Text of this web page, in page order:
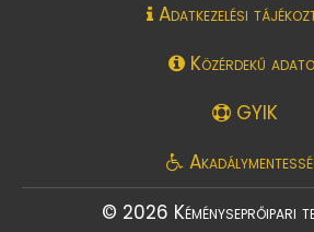
Adatkezelési
Közérdekű
GYIK
© 2026 Kéményseprőipari